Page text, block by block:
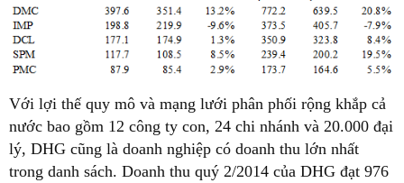
Với lợi thế quy mô và mạng lưới phân phối rộng khắp cả
nước bao gồm 12 công ty con, 24 chi nhánh và 20.000 đại
lý, DHG cũng là doanh nghiệp có doanh thu lớn nhất
trong danh sách. Doanh thu quý 2/2014 của DHG đạt 976